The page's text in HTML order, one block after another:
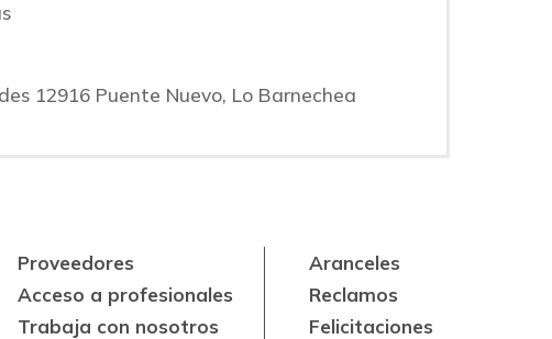
12916 Puente Nuevo, Lo Barnechea
Proveedores
Acceso a profesionales
Trabaja con nosotros
Aranceles
Reclamos
Felicitaciones